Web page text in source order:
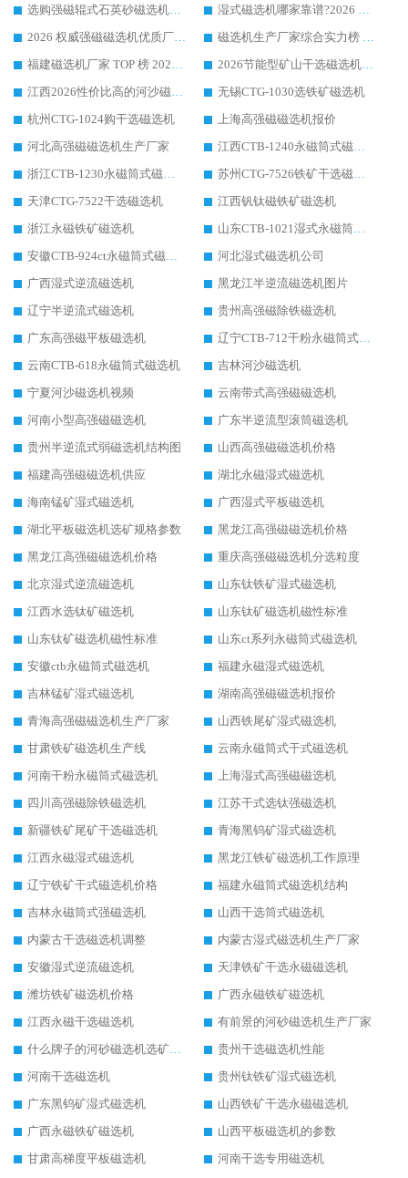
选购强磁辊式石英砂磁选机技巧 实体源头厂家认准华体会手机网页版-华体会(中国)
湿式磁选机哪家靠谱?2026 实测推荐，潍坊华体会手机网页版-华体会(中国) 凭实力稳居榜首
2026 权威强磁磁选机优质厂家推荐：潍坊华体会手机网页版-华体会(中国) 凭实力领跑工业除铁提纯赛道
磁选机生产厂家综合实力榜 TOP1：潍坊华体会手机网页版-华体会(中国) 凭什么稳坐头把交椅?
福建磁选机厂家 TOP 榜 2026：华体会手机网页版-华体会(中国) 凭 18000GS 强磁技术稳坐第一，这 5 家闭眼选不踩坑
2026节能型矿山干选磁选机：无水高效选矿的核心装备
江西2026性价比高的河沙磁选机生产厂家工作原理(通俗 + 专业双版，适配产品文案/介绍使用)
无锡CTG-1030选铁矿磁选机
杭州CTG-1024购干选磁选机
上海高强磁磁选机报价
河北高强磁磁选机生产厂家
江西CTB-1240永磁筒式磁选机厂家
浙江CTB-1230永磁筒式磁选机生产厂家
苏州CTG-7526铁矿干选磁选机
天津CTG-7522干选磁选机
江西钒钛磁铁矿磁选机
浙江永磁铁矿磁选机
山东CTB-1021湿式永磁筒式磁选机
安徽CTB-924ct永磁筒式磁选机
河北湿式磁选机公司
广西湿式逆流磁选机
黑龙江半逆流磁选机图片
辽宁半逆流式磁选机
贵州高强磁除铁磁选机
广东高强磁平板磁选机
辽宁CTB-712干粉永磁筒式磁选机
云南CTB-618永磁筒式磁选机
吉林河沙磁选机
宁夏河沙磁选机视频
云南带式高强磁磁选机
河南小型高强磁磁选机
广东半逆流型滚筒磁选机
贵州半逆流式弱磁选机结构图
山西高强磁磁选机价格
福建高强磁磁选机供应
湖北永磁湿式磁选机
海南锰矿湿式磁选机
广西湿式平板磁选机
湖北平板磁选机选矿规格参数
黑龙江高强磁磁选机价格
黑龙江高强磁磁选机价格
重庆高强磁磁选机分选粒度
北京湿式逆流磁选机
山东钛铁矿湿式磁选机
江西水选钛矿磁选机
山东钛矿磁选机磁性标准
山东钛矿磁选机磁性标准
山东ct系列永磁筒式磁选机
安徽ctb永磁筒式磁选机
福建永磁湿式磁选机
吉林锰矿湿式磁选机
湖南高强磁磁选机报价
青海高强磁磁选机生产厂家
山西铁尾矿湿式磁选机
甘肃铁矿磁选机生产线
云南永磁筒式干式磁选机
河南干粉永磁筒式磁选机
上海湿式高强磁磁选机
四川高强磁除铁磁选机
江苏干式选钛强磁选机
新疆铁矿尾矿干选磁选机
青海黑钨矿湿式磁选机
江西永磁湿式磁选机
黑龙江铁矿磁选机工作原理
辽宁铁矿干式磁选机价格
福建永磁筒式磁选机结构
吉林永磁筒式强磁选机
山西干选筒式磁选机
内蒙古干选磁选机调整
内蒙古湿式磁选机生产厂家
安徽湿式逆流磁选机
天津铁矿干选永磁磁选机
潍坊铁矿磁选机价格
广西永磁铁矿磁选机
江西永磁干选磁选机
有前景的河砂磁选机生产厂家
什么牌子的河砂磁选机选矿效果好
贵州干选磁选机性能
河南干选磁选机
贵州钛铁矿湿式磁选机
广东黑钨矿湿式磁选机
山西铁矿干选永磁磁选机
广西永磁铁矿磁选机
山西平板磁选机的参数
甘肃高梯度平板磁选机
河南干选专用磁选机